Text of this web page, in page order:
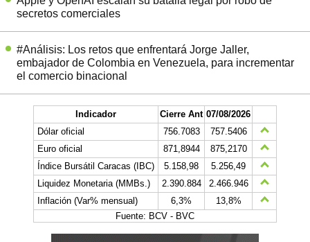
secretos comerciales
#Análisis: Los retos que enfrentará Jorge Jaller,
embajador de Colombia en Venezuela, para incrementar
el comercio binacional
Indicador Cierre Ant 07/08/2026
Dólar oficial
756.7083
757.5406
Euro oficial
871,8944
875,2170
Índice Bursátil Caracas (IBC)
5.158,98
5.256,49
Liquidez Monetaria (MMBs.)
2.390.884
2.466.946
Inflación (Var% mensual)
6,3%
13,8%
Fuente: BCV - BVC